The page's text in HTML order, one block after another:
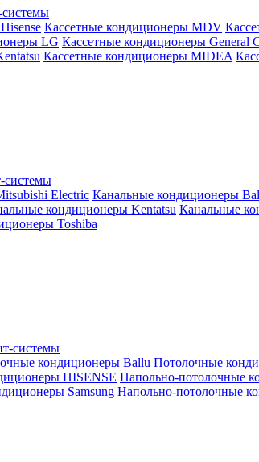
системы
Кассетные кондиционеры MDV
LG Кассетные кондиционеры General
Кассетные кондиционеры MIDEA
системы
Electric Канальные кондиционеры
кондиционеры Kentatsu Канальные
Toshiba
системы
кондиционеры Ballu Потолочные
HISENSE Напольно-потолочные
Samsung Напольно-потолочные